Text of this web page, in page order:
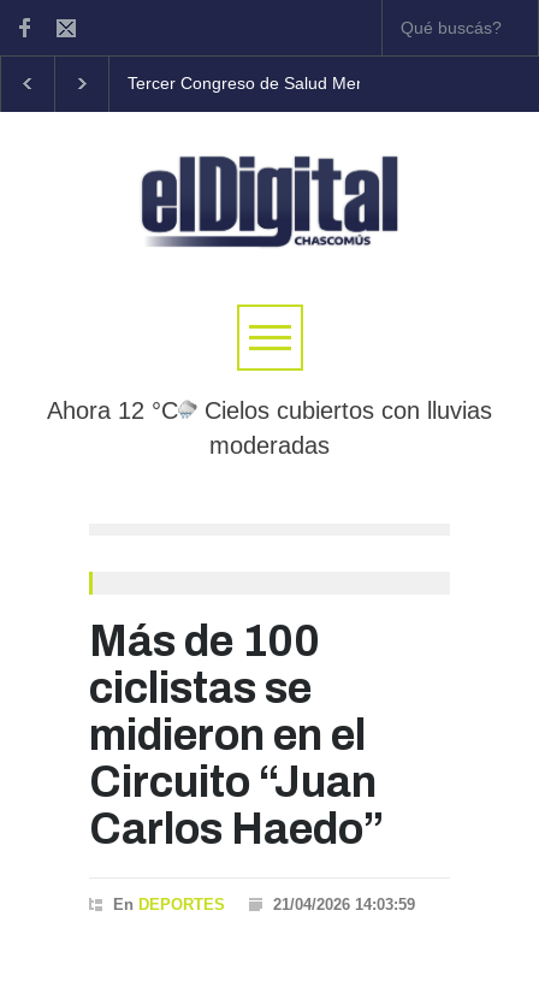
Tercer Congreso de Salud Mental Comunitaria en
Ahora 12 °C
Cielos cubiertos con lluvias
moderadas
Más de 100
ciclistas se
midieron en el
Circuito “Juan
Carlos Haedo”
En DEPORTES 21/04/2026 14:03:59